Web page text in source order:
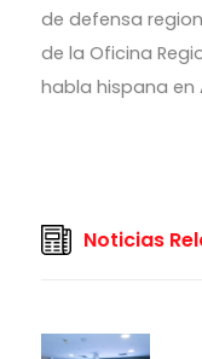
de defensa
de la Oficina
habla hispana en
Noticias